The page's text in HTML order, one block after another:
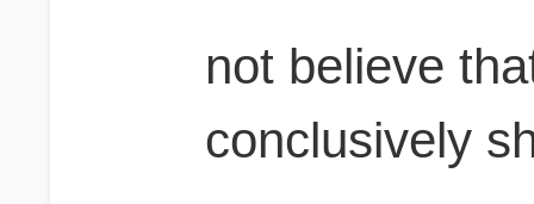
not believe
conclusively